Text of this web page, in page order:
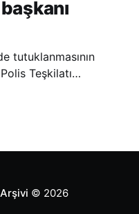
tutuklanmasının
Teşkilatı
© 2026